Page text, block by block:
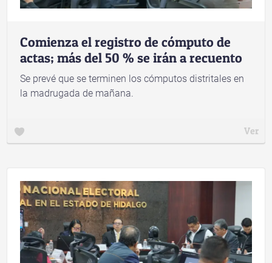
Comienza el registro de cómputo de
actas; más del 50 % se irán a recuento
Se prevé que se terminen los cómputos distritales en
la madrugada de mañana.
Ver